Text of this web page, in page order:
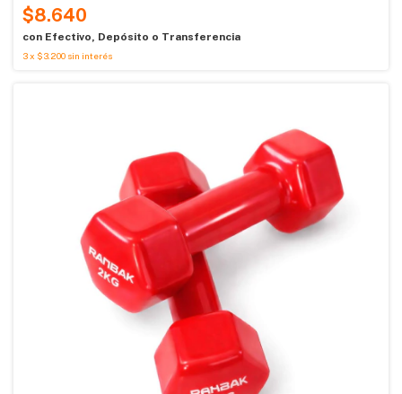
$8.640
con Efectivo, Depósito o Transferencia
3x $3.200 sin interés